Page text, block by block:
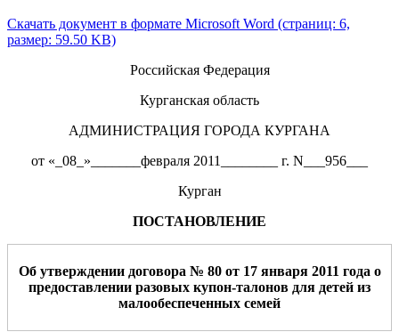
Скачать документ в формате Microsoft Word (страниц: 6,
размер: 59.50 KB)
Российская Федерация
Курганская область
АДМИНИСТРАЦИЯ ГОРОДА КУРГАНА
от «_08_»_______февраля 2011________ г. N___956___
Курган
ПОСТАНОВЛЕНИЕ
Об утверждении договора № 80 от 17 января 2011 года о
предоставлении разовых купон-талонов для детей из
малообеспеченных семей